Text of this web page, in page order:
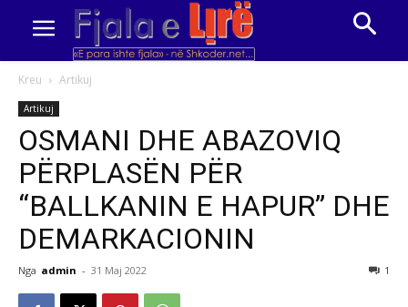
Kreu Artikuj
Artikuj
OSMANI DHE ABAZOVIQ
PËRPLASËN PËR
“BALLKANIN E HAPUR” DHE
DEMARKACIONIN
Nga admin - 31 Maj 2022 1